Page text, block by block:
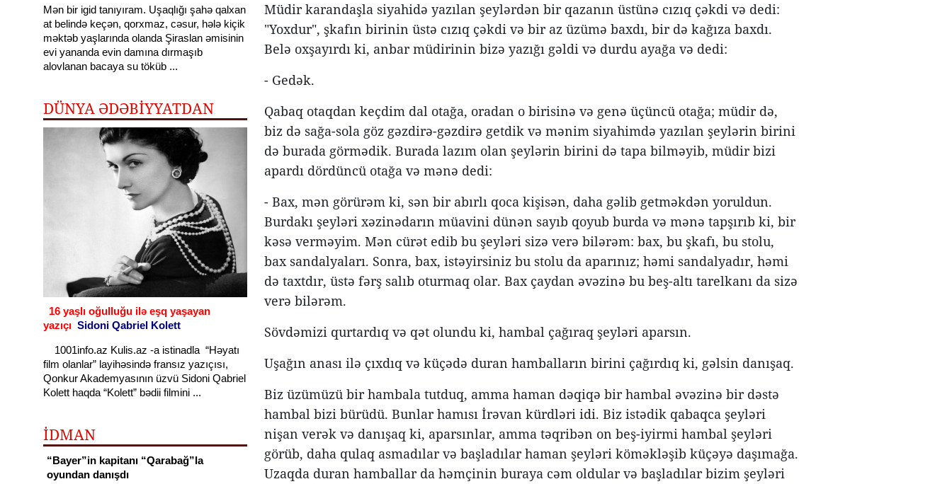
Mən bir igid tanıyıram. Uşaqlığı şahə qalxan
at belində keçən, qorxmaz, cəsur, hələ kiçik
məktəb yaşlarında olanda Şiraslan əmisinin
evi yananda evin damına dırmaşıb
alovlanan bacaya su töküb ...
DÜNYA ƏDƏBİYYATDAN
16 yaşlı oğulluğu ilə eşq yaşayan
yazıçı Sidoni Qabriel Kolett
1001info.az Kulis.az -a istinadla “Həyatı
film olanlar” layihəsində fransız yazıçısı,
Qonkur Akademyasının üzvü Sidoni Qabriel
Kolett haqda “Kolett” bədii filmini ...
İDMAN
“Bayer”in kapitanı “Qarabağ”la
oyundan danışdı
Müdir karandaşla siyahidə yazılan şeylərdən bir qazanın üstünə cızıq çəkdi və dedi:
"Yoxdur", şkafın birinin üstə cızıq çəkdi və bir az üzümə baxdı, bir də kağıza baxdı.
Belə oxşayırdı ki, anbar müdirinin bizə yazığı gəldi və durdu ayağa və dedi:
- Gedək.
Qabaq otaqdan keçdim dal otağa, oradan o birisinə və genə üçüncü otağa; müdir də,
biz də sağa-sola göz gəzdirə-gəzdirə getdik və mənim siyahimdə yazılan şeylərin birini
də burada görmədik. Burada lazım olan şeylərin birini də tapa bilməyib, müdir bizi
apardı dördüncü otağa və mənə dedi:
- Bax, mən görürəm ki, sən bir abırlı qoca kişisən, daha gəlib getməkdən yoruldun.
Burdakı şeyləri xəzinədarın müavini dünən sayıb qoyub burda və mənə tapşırıb ki, bir
kəsə verməyim. Mən cürət edib bu şeyləri sizə verə bilərəm: bax, bu şkafı, bu stolu,
bax sandalyaları. Sonra, bax, istəyirsiniz bu stolu da aparınız; həmi sandalyadır, həmi
də taxtdır, üstə fərş salıb oturmaq olar. Bax çaydan əvəzinə bu beş-altı tarelkanı da sizə
verə bilərəm.
Sövdəmizi qurtardıq və qət olundu ki, hambal çağıraq şeyləri aparsın.
Uşağın anası ilə çıxdıq və küçədə duran hambalların birini çağırdıq ki, gəlsin danışaq.
Biz üzümüzü bir hambala tutduq, amma haman dəqiqə bir hambal əvəzinə bir dəstə
hambal bizi bürüdü. Bunlar hamısı İrəvan kürdləri idi. Biz istədik qabaqca şeyləri
nişan verək və danışaq ki, aparsınlar, amma təqribən on beş-iyirmi hambal şeyləri
görüb, daha qulaq asmadılar və başladılar haman şeyləri köməkləşib küçəyə daşımağa.
Uzaqda duran hamballar da həmçinin buraya cəm oldular və başladılar bizim şeyləri